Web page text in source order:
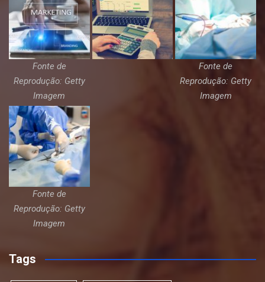
Fonte de
Reprodução: Getty
Imagem
Fonte de
Reprodução: Getty
Imagem
Fonte de
Reprodução: Getty
Imagem
Tags